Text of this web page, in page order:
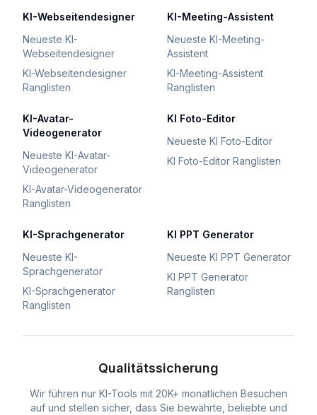
KI-Webseitendesigner
Neueste KI-
Webseitendesigner
KI-Webseitendesigner
Ranglisten
KI-Meeting-Assistent
Neueste KI-Meeting-
Assistent
KI-Meeting-Assistent
Ranglisten
KI-Avatar-
Videogenerator
Neueste KI-Avatar-
Videogenerator
KI-Avatar-Videogenerator
Ranglisten
KI Foto-Editor
Neueste KI Foto-Editor
KI Foto-Editor Ranglisten
KI-Sprachgenerator
Neueste KI-
Sprachgenerator
KI-Sprachgenerator
Ranglisten
KI PPT Generator
Neueste KI PPT Generator
KI PPT Generator
Ranglisten
Qualitätssicherung
Wir führen nur KI-Tools mit 20K+ monatlichen Besuchen
auf und stellen sicher, dass Sie bewährte, beliebte und